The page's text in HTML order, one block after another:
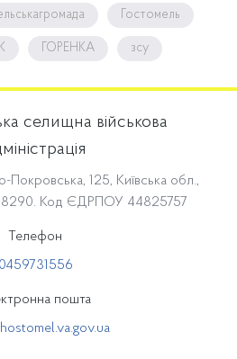
Гостомель
ГОРЕНКА зсу
селищна військова
Покровська, 125, Київська обл.,
Код ЄДРПОУ 44825757
Телефон
0459731556
пошта